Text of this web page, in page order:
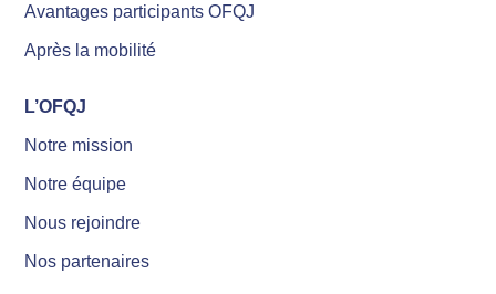
Avantages participants OFQJ
Après la mobilité
L’OFQJ
Notre mission
Notre équipe
Nous rejoindre
Nos partenaires